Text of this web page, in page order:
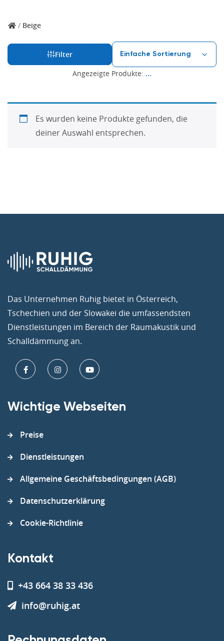
/ Beige
Filter
Angezeigte Produkte: ...
Es wurden keine Produkte gefunden, die
deiner Auswahl entsprechen.
Das Unternehmen Ruhig bietet in Österreich,
Tschechien und der Slowakei die umfassendsten
Dienstleistungen im Bereich der Raumakustik und
Schalldämmung an.
Wichtige Webseiten
Preise
Dienstleistungen
Allgemeine Geschäftsbedingungen (AGB)
Datenschutzerklärung
Cookie-Richtlinie
Kontakt
+43 664 38 33 436
info@ruhig.at